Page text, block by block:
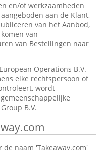
en/of werkzaamheden
aan de Klant,
van het Aanbod,
van
van Bestellingen naar
Operations B.V.
elke rechtspersoon of
wordt
B.V.
naam 'Takeaway.com'